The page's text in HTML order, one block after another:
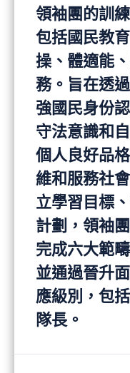
領袖團的訓
包括國民教
操、體適能
務。旨在透
強國民身份
守法意識和
個人良好品
維和服務社
立學習目標
計劃，領袖
完成六大範
並通過晉升
應級別，包
隊長。